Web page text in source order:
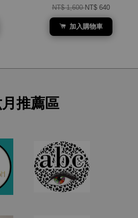
NT$ 1,600NT$ 640
加入購物車
推薦區